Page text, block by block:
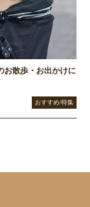
お散歩・お出かけに
おすすめ/特集